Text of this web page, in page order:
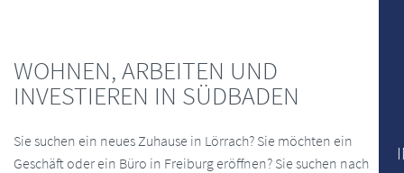
WOHNEN, ARBEITEN UND
INVESTIEREN IN SÜDBADEN
Sie suchen ein neues Zuhause in Lörrach? Sie möchten ein
Geschäft oder ein Büro in Freiburg eröffnen? Sie suchen nach